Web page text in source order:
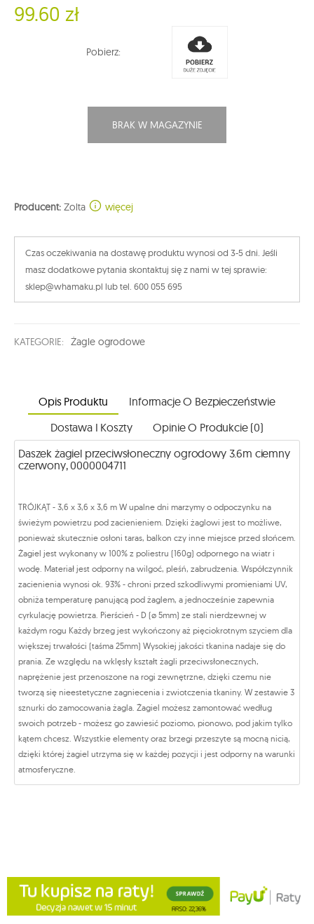
99.60 zł
Pobierz:
BRAK W MAGAZYNIE
Producent: Zolta więcej
Czas oczekiwania na dostawę produktu wynosi od 3-5 dni. Jeśli
masz dodatkowe pytania skontaktuj się z nami w tej sprawie:
sklep@whamaku.pl lub tel. 600 055 695
KATEGORIE: Żagle ogrodowe
Opis Produktu
Informacje O Bezpieczeństwie
Dostawa I Koszty
Opinie O Produkcie (0)
Daszek żagiel przeciwsłoneczny ogrodowy 3.6m ciemny
czerwony, 0000004711
TRÓJKĄT - 3,6 x 3,6 x 3,6 m W upalne dni marzymy o odpoczynku na
świeżym powietrzu pod zacienieniem. Dzięki żaglowi jest to możliwe,
ponieważ skutecznie osłoni taras, balkon czy inne miejsce przed słońcem.
Żagiel jest wykonany w 100% z poliestru (160g) odpornego na wiatr i
wodę. Materiał jest odporny na wilgoć, pleśń, zabrudzenia. Współczynnik
zacienienia wynosi ok. 93% - chroni przed szkodliwymi promieniami UV,
obniża temperaturę panującą pod żaglem, a jednocześnie zapewnia
cyrkulację powietrza. Pierścień - D (ø 5mm) ze stali nierdzewnej w
każdym rogu Każdy brzeg jest wykończony aż pięciokrotnym szyciem dla
większej trwałości (taśma 25mm) Wysokiej jakości tkanina nadaje się do
prania. Ze względu na wklęsły kształt żagli przeciwsłonecznych,
naprężenie jest przenoszone na rogi zewnętrzne, dzięki czemu nie
tworzą się nieestetyczne zagniecenia i zwiotczenia tkaniny. W zestawie 3
sznurki do zamocowania żagla. Żagiel możesz zamontować według
swoich potrzeb - możesz go zawiesić poziomo, pionowo, pod jakim tylko
kątem chcesz. Wszystkie elementy oraz brzegi przeszyte są mocną nicią,
dzięki której żagiel utrzyma się w każdej pozycji i jest odporny na warunki
atmosferyczne.